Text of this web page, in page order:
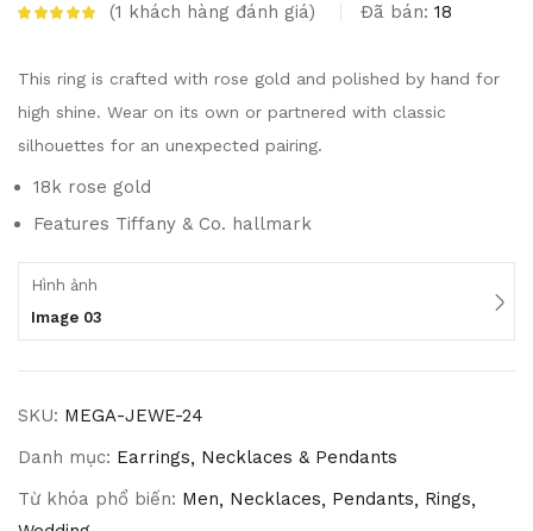
1 khách hàng đánh giá Đã bán: 18
This ring is crafted with rose gold and polished by hand for
high shine. Wear on its own or partnered with classic
silhouettes for an unexpected pairing.
18k rose gold
Features Tiffany & Co. hallmark
Hình ảnh
Image 03
SKU: MEGA-JEWE-24
Danh mục: Earrings
Necklaces & Pendants
Từ khóa phổ biến: Men Necklaces Pendants
Rings